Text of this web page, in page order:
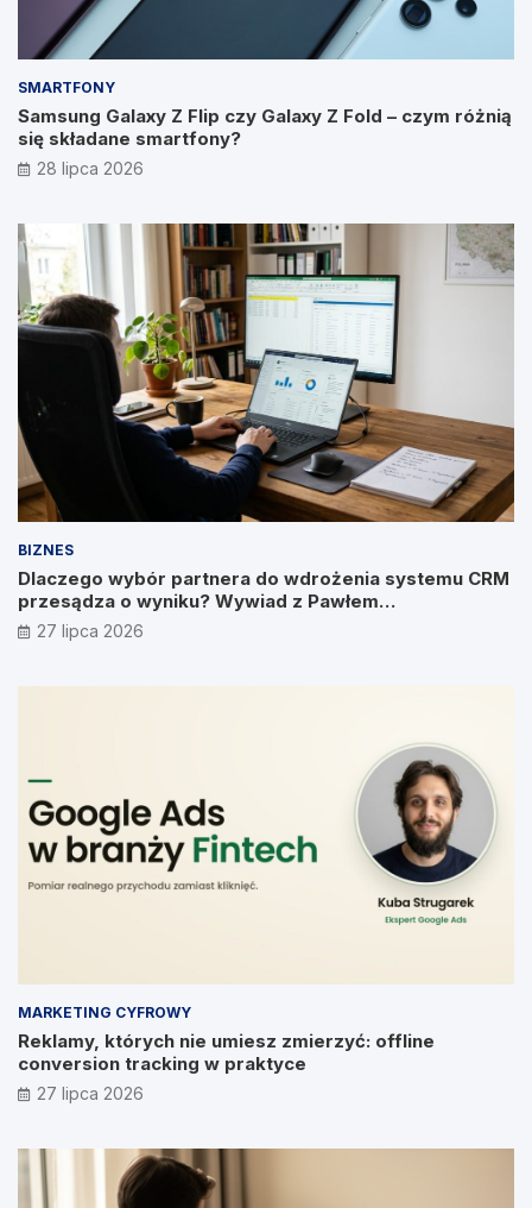
SMARTFONY
Samsung Galaxy Z Flip czy Galaxy Z Fold – czym różnią
się składane smartfony?
28 lipca 2026
BIZNES
Dlaczego wybór partnera do wdrożenia systemu CRM
przesądza o wyniku? Wywiad z Pawłem
Prymakowskim, CEO IT Vision
27 lipca 2026
MARKETING CYFROWY
Reklamy, których nie umiesz zmierzyć: offline
conversion tracking w praktyce
27 lipca 2026